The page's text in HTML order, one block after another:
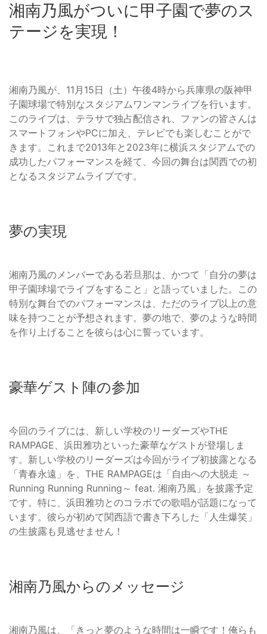
湘南乃風がついに甲子園で夢のス
テージを実現！
湘南乃風が、11月15日（土）午後4時から兵庫県の阪神甲
子園球場で特別なスタジアムワンマンライブを行います。
このライブは、テラサで独占配信され、ファンの皆さんは
スマートフォンやPCに加え、テレビでも楽しむことがで
きます。これまで2013年と2023年に横浜スタジアムでの
成功したパフォーマンスを経て、今回の舞台は関西での初
となるスタジアムライブです。
夢の実現
湘南乃風のメンバーである若旦那は、かつて「自分の夢は
甲子園球場でライブをすること」と語っていました。この
特別な舞台でのパフォーマンスは、ただのライブ以上の意
味を持つことが予想されます。夢の地で、夢のような時間
を作り上げることを彼らは心に誓っています。
豪華ゲスト陣の参加
今回のライブには、新しい学校のリーダーズやTHE
RAMPAGE、浜田雅功といった豪華なゲストが登場しま
す。新しい学校のリーダーズは今回がライブ初披露となる
「青春永遠」を、THE RAMPAGEは「自由への大脱走 ～
Running Running Running～ feat. 湘南乃風」を披露予定
です。特に、浜田雅功とのコラボでの歌唱が話題になって
います。彼らが初めて関西語で書き下ろした「人生爆笑」
の生披露も見逃せません！
湘南乃風からのメッセージ
湘南乃風は、「きっと夢のような時間は一瞬です！俺らも